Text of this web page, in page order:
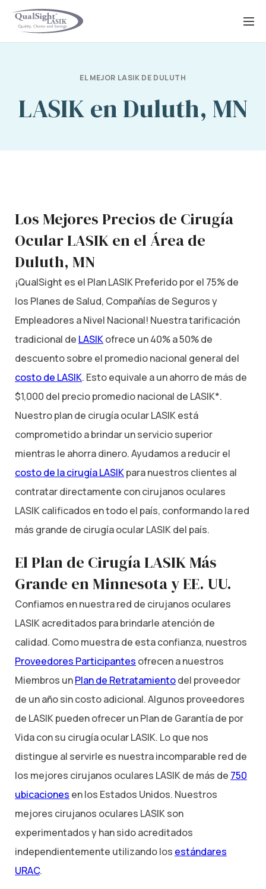
Saltar
EL MEJOR LASIK DE DULUTH
LASIK en Duluth, MN
Los Mejores Precios de Cirugía
Ocular LASIK en el Área de
Duluth, MN
¡QualSight es el Plan LASIK Preferido por el 75% de
los Planes de Salud, Compañías de Seguros y
Empleadores a Nivel Nacional! Nuestra tarificación
tradicional de LASIKofrece un 40% a 50% de
descuento sobre el promedio nacional general del
costo de LASIK. Esto equivale a un ahorro de más de
$1,000 del precio promedio nacional de LASIK*.
Nuestro plan de cirugía ocular LASIK está
comprometido a brindar un servicio superior
mientras le ahorra dinero. Ayudamos a reducir el
costo de la cirugía LASIKpara nuestros clientes al
contratar directamente con cirujanos oculares
LASIK calificados en todo el país, conformando la red
más grande de cirugía ocular LASIK del país.
El Plan de Cirugía LASIK Más
Grande en Minnesota y EE. UU.
Confiamos en nuestra red de cirujanos oculares
LASIK acreditados para brindarle atención de
calidad. Como muestra de esta confianza, nuestros
Proveedores Participantes ofrecen a nuestros
Miembros unPlan de Retratamientodel proveedor
de un año sin costo adicional. Algunos proveedores
de LASIK pueden ofrecer un Plan de Garantía de por
Vida con su cirugía ocular LASIK. Lo que nos
distingue al servirle es nuestra incomparable red de
los mejores cirujanos oculares LASIK de más de 750
ubicaciones en los Estados Unidos. Nuestros
mejores cirujanos oculares LASIK son
experimentados y han sido acreditados
independientemente utilizando los estándares
URAC.